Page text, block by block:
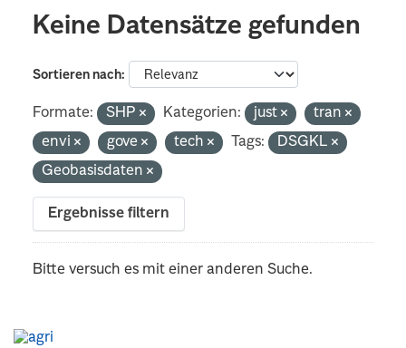
Keine Datensätze gefunden
Sortieren nach
Formate: SHP Kategorien: just
tran
envi
gove tech Tags:
DSGKL
Geobasisdaten
Ergebnisse filtern
Bitte versuch es mit einer anderen Suche.